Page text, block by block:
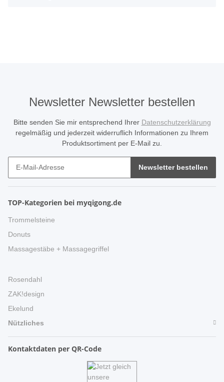
Newsletter Newsletter bestellen
Bitte senden Sie mir entsprechend Ihrer Datenschutzerklärung
regelmäßig und jederzeit widerruflich Informationen zu Ihrem
Produktsortiment per E-Mail zu.
Newsletter bestellen
TOP-Kategorien bei myqigong.de
Trommelsteine
Donuts
Massagestäbe + Massagegriffel
Rosendahl
ZAK!design
Ekelund
Nützliches
Kontaktdaten per QR-Code